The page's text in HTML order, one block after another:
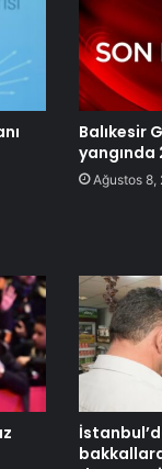
Balıkesir
Ağustos 8,